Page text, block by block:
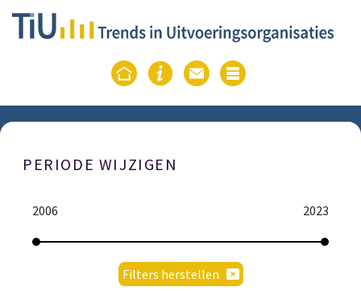
PERIODE WIJZIGEN
2006 2023
Filters herstellen